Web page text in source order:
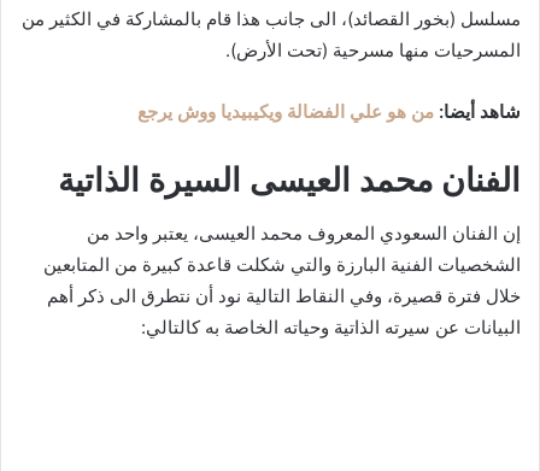
مسلسل (بخور القصائد)، الى جانب هذا قام بالمشاركة في الكثير من
المسرحيات منها مسرحية (تحت الأرض).
شاهد أيضا: من هو علي الفضالة ويكيبيديا ووش يرجع
الفنان محمد العيسى السيرة الذاتية
إن الفنان السعودي المعروف محمد العيسى، يعتبر واحد من
الشخصيات الفنية البارزة والتي شكلت قاعدة كبيرة من المتابعين
خلال فترة قصيرة، وفي النقاط التالية نود أن نتطرق الى ذكر أهم
البيانات عن سيرته الذاتية وحياته الخاصة به كالتالي: